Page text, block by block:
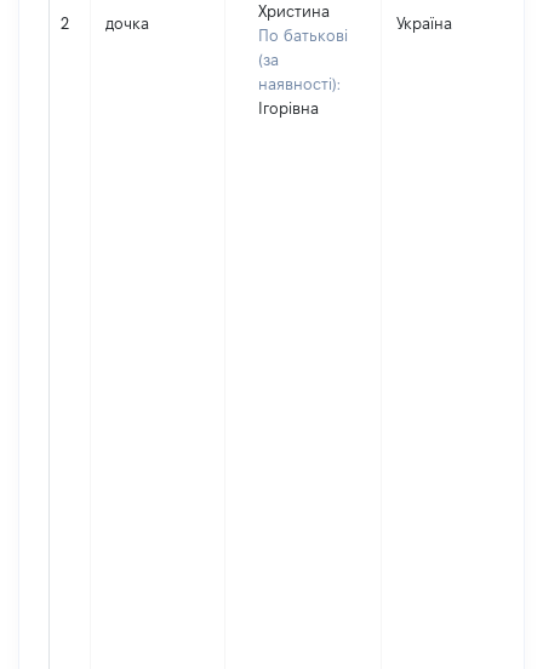
2 дочка
Христина
По батькові
(за
наявності):
Ігорівна
Україна